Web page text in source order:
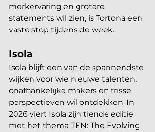
merkervaring en grotere
statements wil zien, is Tortona een
vaste stop tijdens de week.
Isola
Isola blijft een van de spannendste
wijken voor wie nieuwe talenten,
onafhankelijke makers en frisse
perspectieven wil ontdekken. In
2026 viert Isola zijn tiende editie
met het thema TEN: The Evolving